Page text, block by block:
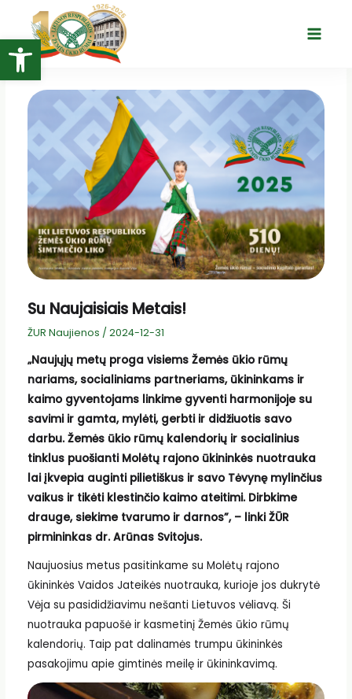
Open toolbar
turinio
Main
Su Naujaisiais Metais!
ŽUR Naujienos / 2024-12-31
„Naujųjų metų proga visiems Žemės ūkio rūmų
nariams, socialiniams partneriams, ūkininkams ir
kaimo gyventojams linkime gyventi harmonijoje su
savimi ir gamta, mylėti, gerbti ir didžiuotis savo
darbu. Žemės ūkio rūmų kalendorių ir socialinius
tinklus puošianti Molėtų rajono ūkininkės nuotrauka
lai įkvepia auginti pilietiškus ir savo Tėvynę mylinčius
vaikus ir tikėti klestinčio kaimo ateitimi. Dirbkime
drauge, siekime tvarumo ir darnos”, – linki ŽŪR
pirmininkas dr. Arūnas Svitojus.
Naujuosius metus pasitinkame su Molėtų rajono
ūkininkės Vaidos Jateikės nuotrauka, kurioje jos dukrytė
Vėja su pasididžiavimu nešanti Lietuvos vėliavą. Ši
nuotrauka papuošė ir kasmetinį Žemės ūkio rūmų
kalendorių. Taip pat dalinamės trumpu ūkininkės
pasakojimu apie gimtinės meilę ir ūkininkavimą.